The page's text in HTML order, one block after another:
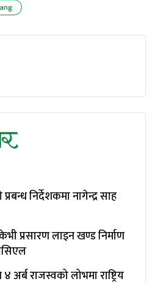
निर्देशकमा नागेन्द्र साह
प्रसारण लाइन खण्ड निर्माण
अर्ब राजस्वको लोभमा राष्ट्रिय